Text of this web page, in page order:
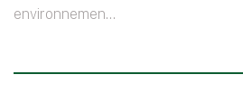
environnemen...